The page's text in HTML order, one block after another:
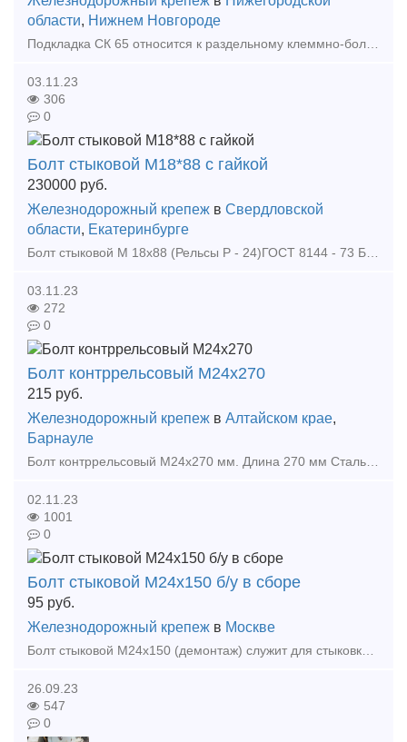
области, Нижнем Новгороде
Подкладка СК 65 относится к раздельному клеммно-болтовому скреплению. Подкладка СК - 65 предназначена для скрепления деревянных шпал и железнодорожных рельс Р - 65
03.11.23
306
0
Болт стыковой М18*88 с гайкой
230000 руб.
Железнодорожный крепеж в Свердловской
области, Екатеринбурге
Болт стыковой М 18х88 (Рельсы Р - 24)ГОСТ 8144 - 73 Болт М 18х88
03.11.23
272
0
Болт контррельсовый М24х270
215 руб.
Железнодорожный крепеж в Алтайском крае,
Барнауле
02.11.23
1001
0
Болт стыковой М24x150 б/у в сборе
95 руб.
Железнодорожный крепеж в Москве
26.09.23
547
0